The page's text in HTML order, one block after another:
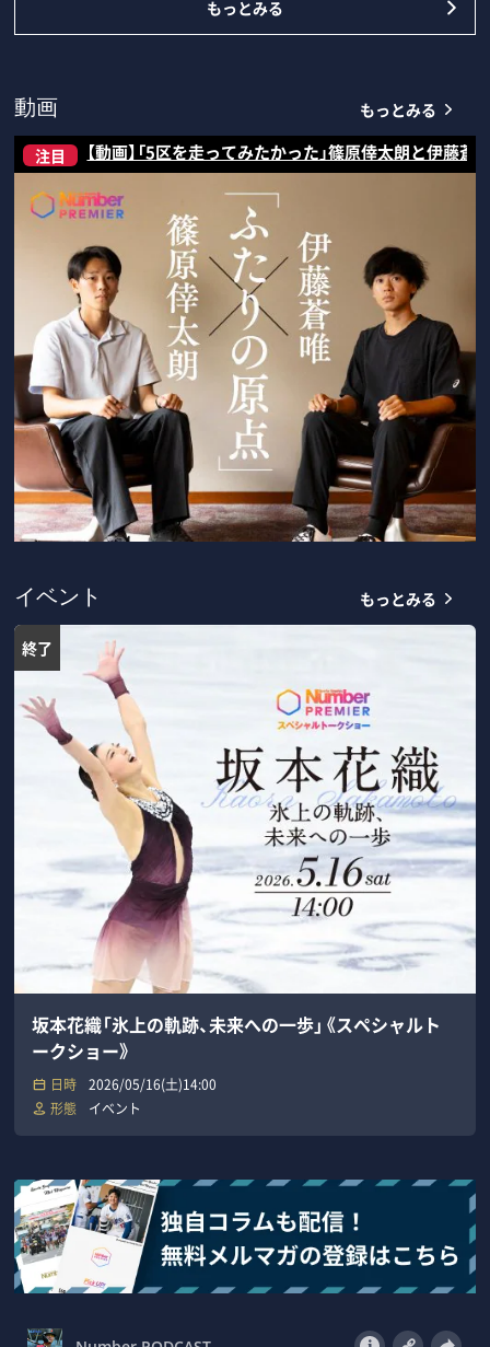
もっとみる
動画 もっとみる
注目 【動画】「5区を走ってみたかった」篠原倖太朗と伊藤
イベント もっとみる
終了
坂本花織「氷上の軌跡、未来への一歩」《スペシャルト
ークショー》
日時
2026/05/16(土)14:00
形態
イベント